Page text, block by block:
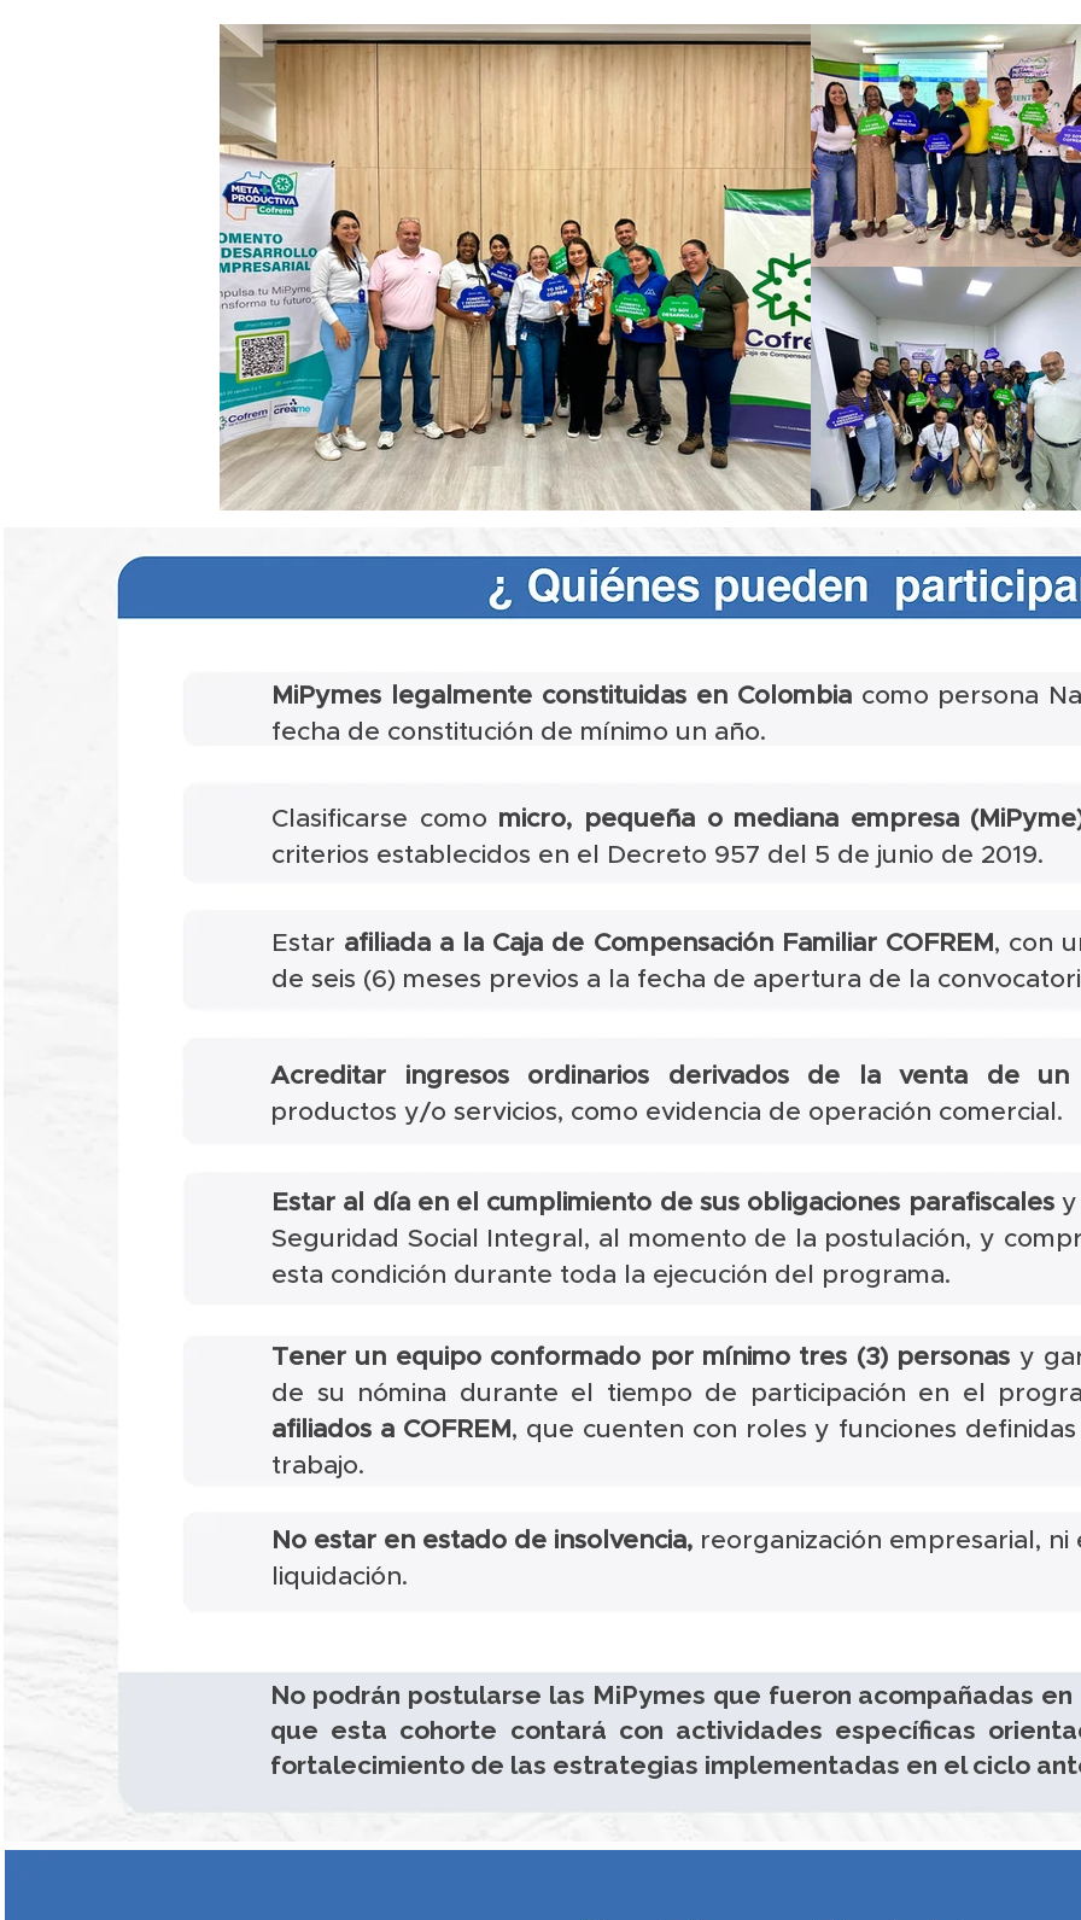
MiPymes legalmente constituidas en Colombiacomo persona
fecha de constitución de mínimo un año.
Clasificarse como micro, pequeña o mediana empresa
criterios establecidos en el Decreto 957 del 5 de junio de 2019.
Estar afiliada a la Caja de Compensación Familiar COFREM , con
de seis (6) meses previos a la fecha de apertura de la
Acreditar ingresos ordinarios
derivados de la venta de
productos y/o servicios, como evidencia de operación comercial.
Estar al día en el cumplimiento de sus obligaciones parafiscalesy
Seguridad Social Integral, al momento de la postulación, y
esta condición durante toda la ejecución del programa.
Tener un equipo conformado por mínimo tres (3) personas y
de su nómina durante el tiempo de participación en el
afiliados a COFREM , que cuenten con roles y funciones
trabajo.
No estar en estado de insolvencia, reorganización empresarial,
liquidación.
No podrán postularse las MiPymes que fueron acompañadas en
que esta cohorte contará con actividades específicas
fortalecimiento de las estrategias implementadas en el ciclo